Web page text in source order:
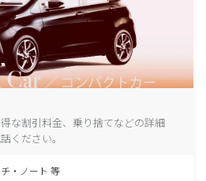
な割引料金、乗り捨てなどの詳細
ください。
・ノート 等